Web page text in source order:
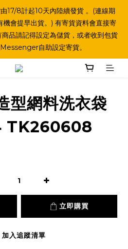
17/8計起10天內陸續發貨 。(連線期
會提早出貨。) 有寄貨資料會直接寄
品請記得設定為儲貨，或者收到包貨
自助設定寄貨。
型網料洗衣袋
TK260608
立即購買
加入追蹤清單